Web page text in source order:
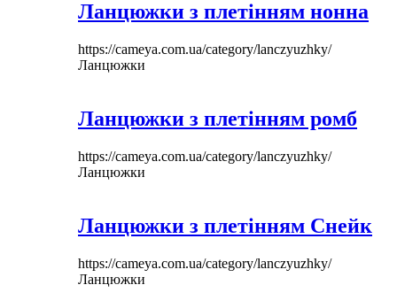
Ланцюжки з плетінням нонна
https://cameya.com.ua/category/lanczyuzhky/
Ланцюжки
Ланцюжки з плетінням ромб
https://cameya.com.ua/category/lanczyuzhky/
Ланцюжки
Ланцюжки з плетінням Снейк
https://cameya.com.ua/category/lanczyuzhky/
Ланцюжки